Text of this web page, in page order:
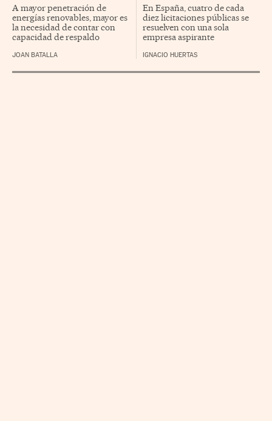
JOAN BATALLA
A mayor penetración de
energías renovables, mayor es
la necesidad de contar con
capacidad de respaldo
IGNACIO HUERTAS
En España, cuatro de cada
diez licitaciones públicas se
resuelven con una sola
empresa aspirante